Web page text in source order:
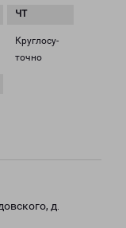
Круглосу­
точно
д.